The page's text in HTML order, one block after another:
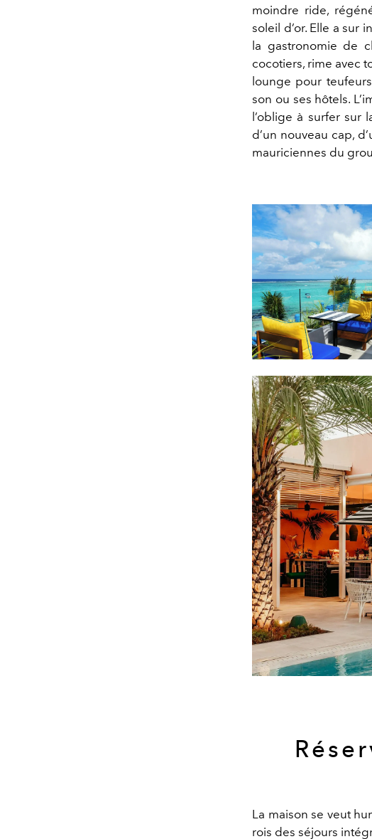
moindre ride,
soleil d’or. Elle a sur
la gastronomie de
cocotiers, rime avec
lounge pour
son ou ses hôtels.
l’oblige à surfer sur
d’un nouveau cap,
mauriciennes du
La maison se veut
rois des séjours